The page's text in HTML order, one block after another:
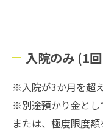
入院のみ (1
※入院が3か月を超
※別途預かり金とし
または、極度限度額